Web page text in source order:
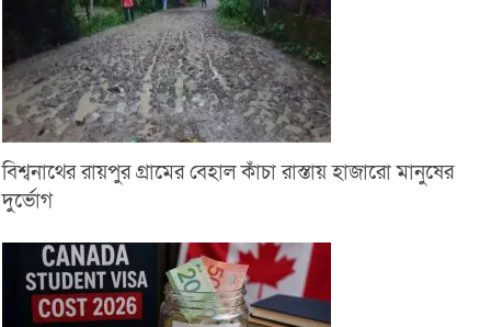
বিশ্বনাথের রায়পুর গ্রামের বেহাল কাঁচা রাস্তায় হাজারো মানুষের
দুর্ভোগ